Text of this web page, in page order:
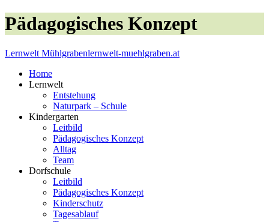
Pädagogisches Konzept
Lernwelt Mühlgrabenlernwelt-muehlgraben.at
Home
Lernwelt
Entstehung
Naturpark – Schule
Kindergarten
Leitbild
Pädagogisches Konzept
Alltag
Team
Dorfschule
Leitbild
Pädagogisches Konzept
Kinderschutz
Tagesablauf